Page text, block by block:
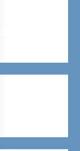
こちらから